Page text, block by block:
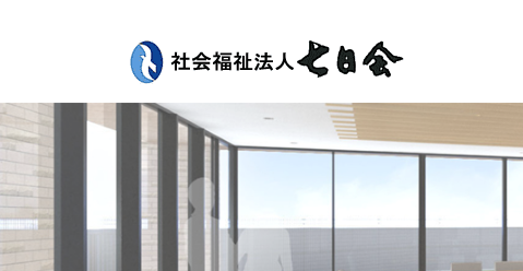
ツ
へ
ス
ッ
プ
シ
ョ
ン
移
動